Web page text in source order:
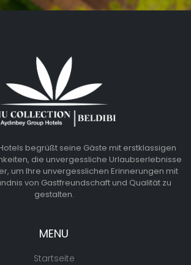
begrüßt seine Gäste mit erstklassigen
die unvergessliche Urlaubserlebnisse
um Ihre unvergesslichen Erinnerungen mit
von Gastfreundschaft und Qualität zu
gestalten.
MENU
Startseite